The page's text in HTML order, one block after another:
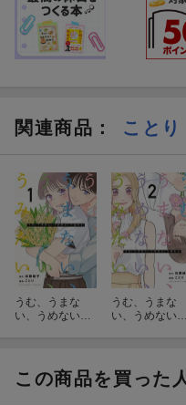
関連商品 ： ことり
うむ、うまな
い、うめない、
うむ、うまな
い、うめない、
この商品を買った